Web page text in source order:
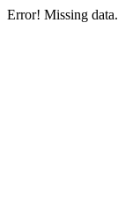
Error! Missing data.